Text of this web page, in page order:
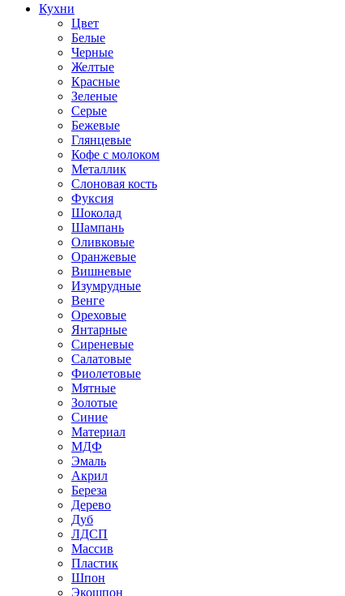
Кухни
Цвет
Белые
Черные
Желтые
Красные
Зеленые
Серые
Бежевые
Глянцевые
Кофе с молоком
Металлик
Слоновая кость
Фуксия
Шоколад
Шампань
Оливковые
Оранжевые
Вишневые
Изумрудные
Венге
Ореховые
Янтарные
Сиреневые
Салатовые
Фиолетовые
Мятные
Золотые
Синие
Материал
МДФ
Эмаль
Акрил
Береза
Дерево
Дуб
ЛДСП
Массив
Пластик
Шпон
Экошпон